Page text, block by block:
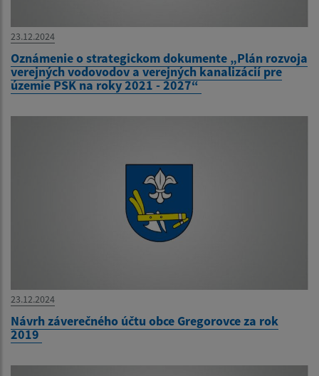
23.12.2024
Oznámenie o strategickom dokumente „Plán rozvoja
verejných vodovodov a verejných kanalizácií pre
územie PSK na roky 2021 - 2027“
23.12.2024
Návrh záverečného účtu obce Gregorovce za rok
2019